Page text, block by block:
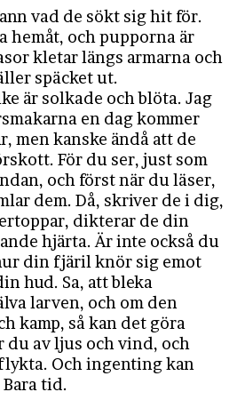
vad de sökt sig hit för.
hemåt, och pupporna är
kletar längs armarna och
späcket ut.
är solkade och blöta. Jag
en dag kommer
men kanske ändå att de
För du ser, just som
och först när du läser,
dem. Då, skriver de i dig,
dikterar de din
hjärta. Är inte också du
din fjäril knör sig emot
hud. Sa, att bleka
larven, och om den
kamp, så kan det göra
du av ljus och vind, och
Och ingenting kan
tid.